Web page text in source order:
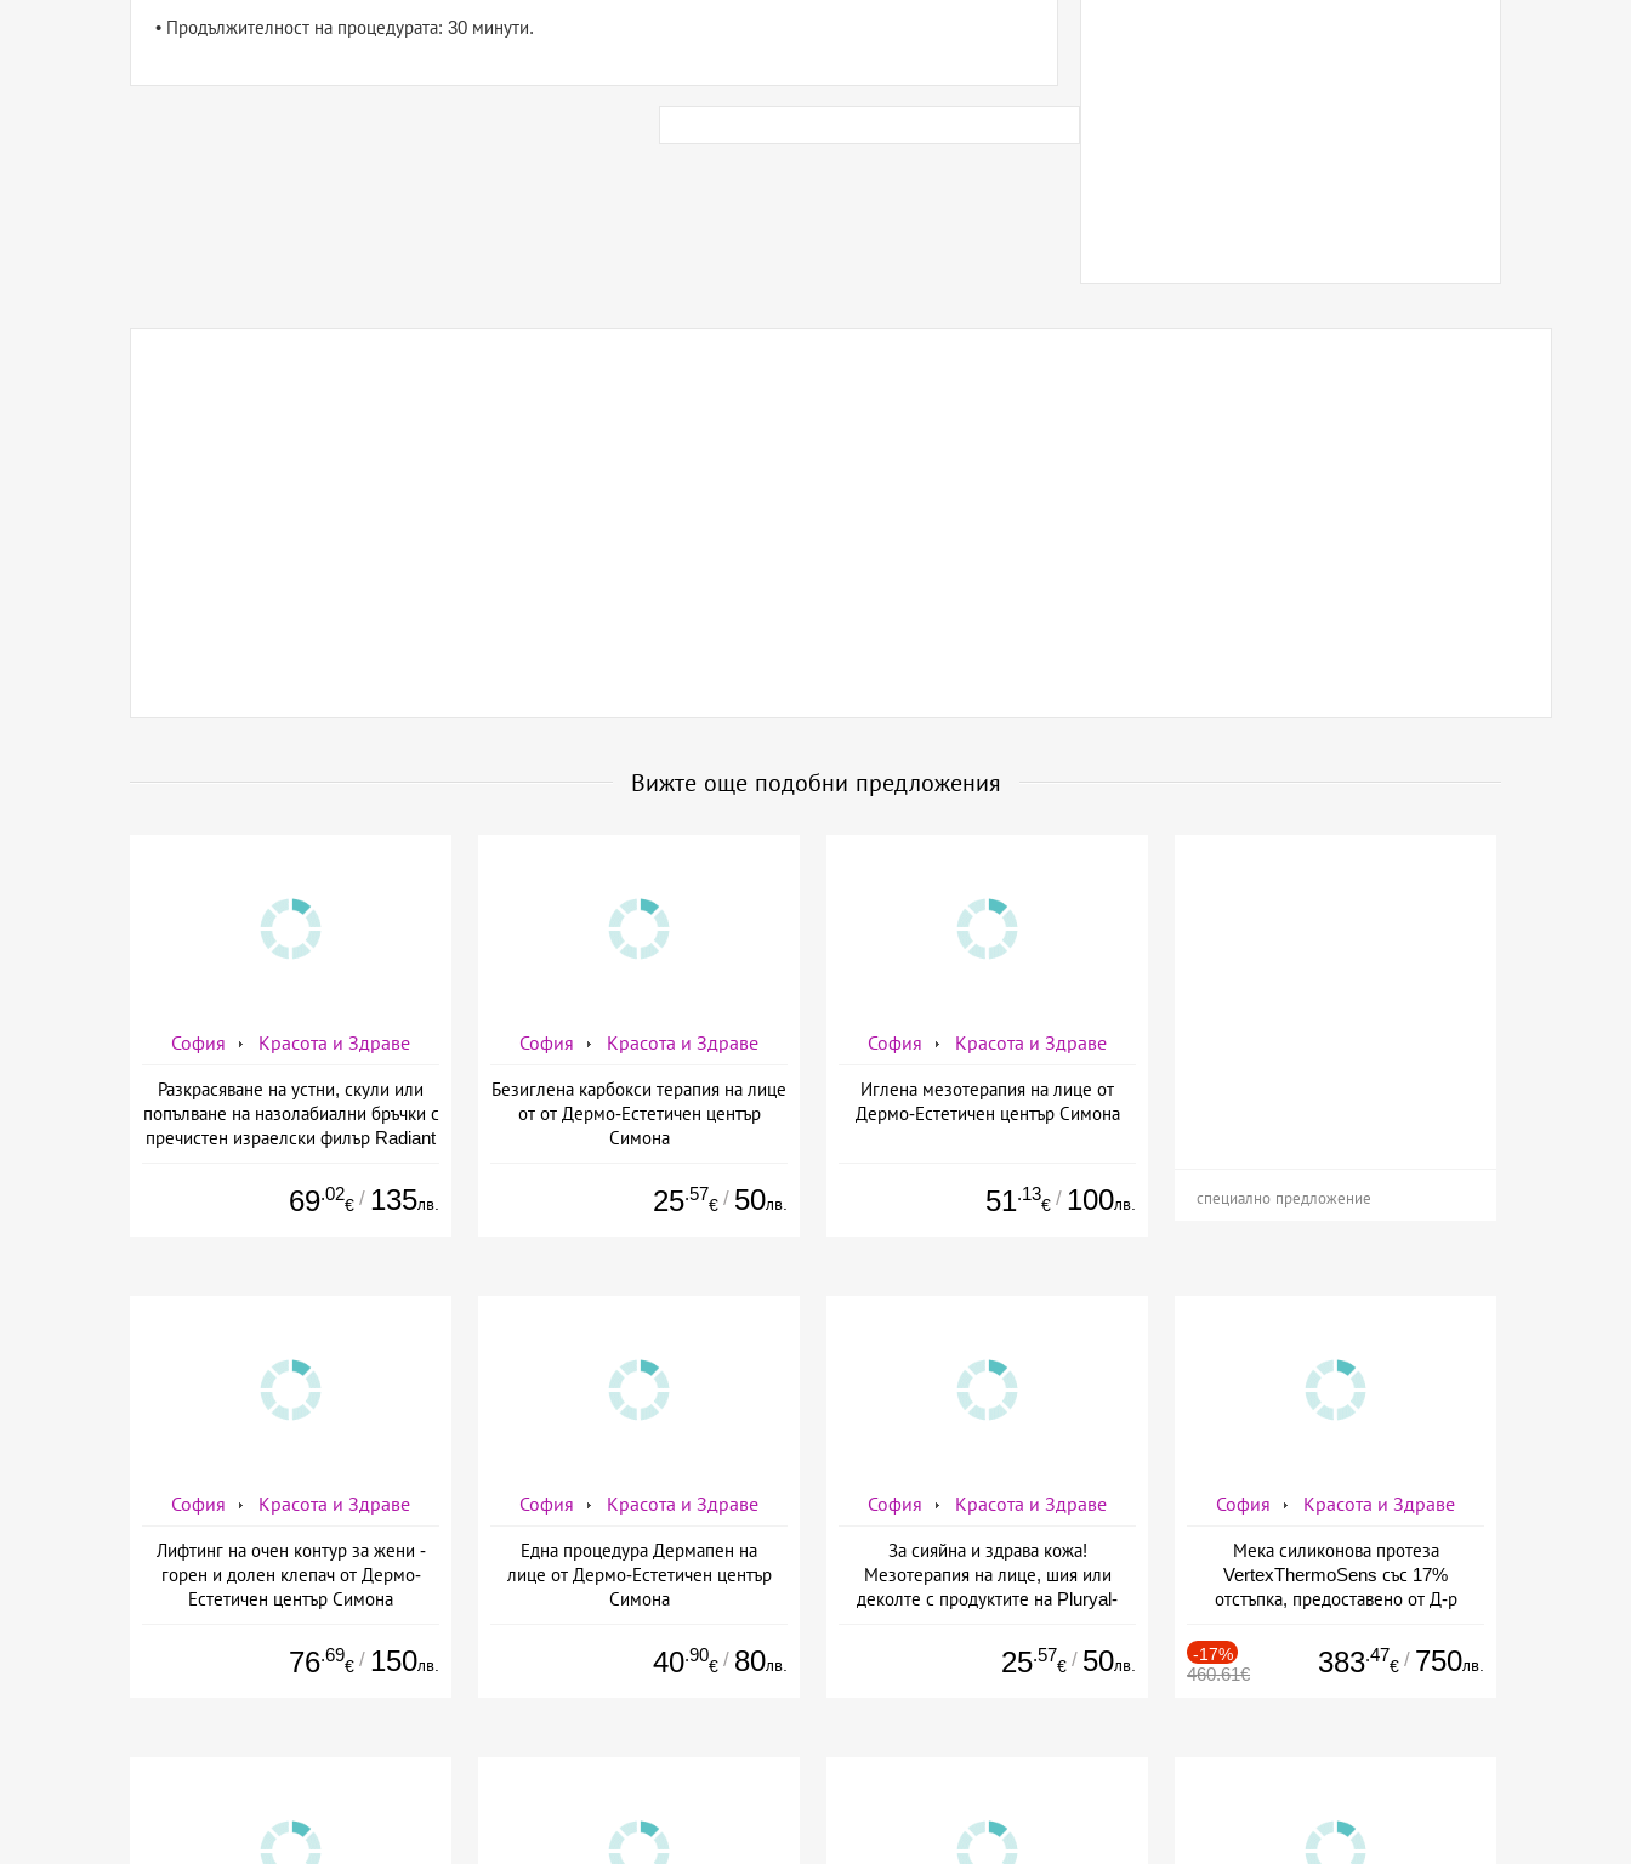
• Продължителност на процедурата: 30 минути.
Вижте още подобни предложения
София Красота и Здраве
Разкрасяване на устни, скули или
попълване на назолабиални бръчки с
пречистен израелски филър Radiant
69.02
€ / 135лв.
София Красота и Здраве
Безиглена карбокси терапия на лице
от от Дермо-Естетичен център
Симона
25.57
€ / 50лв.
София Красота и Здраве
Иглена мезотерапия на лице от
Дермо-Естетичен център Симона
51.13
€ / 100лв. специално предложение
София Красота и Здраве
Лифтинг на очен контур за жени -
горен и долен клепач от Дермо-
Естетичен център Симона
76.69
€ / 150лв.
София Красота и Здраве
Една процедура Дермапен на
лице от Дермо-Естетичен център
Симона
40.90
€ / 80лв.
София Красота и Здраве
За сияйна и здрава кожа!
Мезотерапия на лице, шия или
деколте с продуктите на Pluryal-
Естетичен център Симона
25.57
€ / 50лв.
София Красота и Здраве
Мека силиконова протеза
VertexThermoSens със 17%
отстъпка, предоставено от Д-р
-17%
460.61€ 383.47
€ / 750лв.